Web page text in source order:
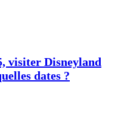
visiter Disneyland
dates ?